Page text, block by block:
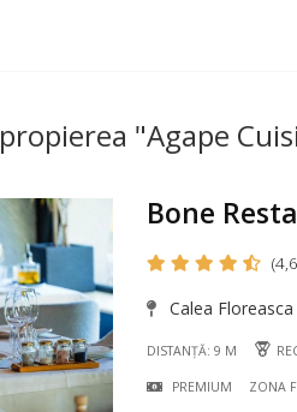
"Agape
Bone
Calea
DISTANȚĂ: 9 M
PREMIUM ZONA